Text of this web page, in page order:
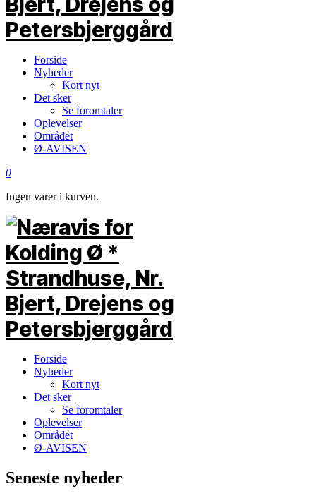
Forside
Nyheder
Kort nyt
Det sker
Se foromtaler
Oplevelser
Området
Ø-AVISEN
0
Ingen varer i kurven.
Forside
Nyheder
Kort nyt
Det sker
Se foromtaler
Oplevelser
Området
Ø-AVISEN
Seneste nyheder